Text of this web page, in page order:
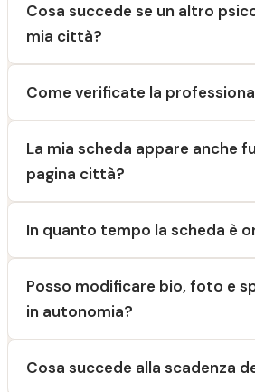
Cosa succede se un altro
mia città?
Come verificate la
La mia scheda appare anche
pagina città?
In quanto tempo la scheda è
Posso modificare bio, foto e
in autonomia?
Cosa succede alla scadenza